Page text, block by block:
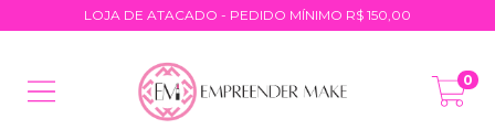
LOJA DE ATACADO - PEDIDO MÍNIMO R$ 150,00
0